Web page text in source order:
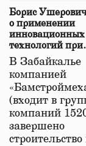
Борис Ушерович
о применении
инновационных
технологий при
строительстве
в Забайкалье
В Забайкалье
компанией
(входит в
компаний
завершено